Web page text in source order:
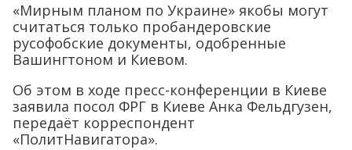
«Мирным планом по Украине» якобы могут
считаться только пробандеровские
русофобские документы, одобренные
Вашингтоном и Киевом.
Об этом в ходе пресс-конференции в Киеве
заявила посол ФРГ в Киеве Анка Фельдгузен,
передаёт корреспондент
«ПолитНавигатора».